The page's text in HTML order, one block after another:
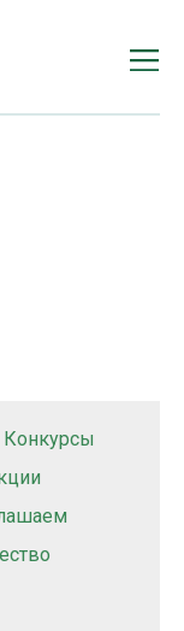
Конкурсы